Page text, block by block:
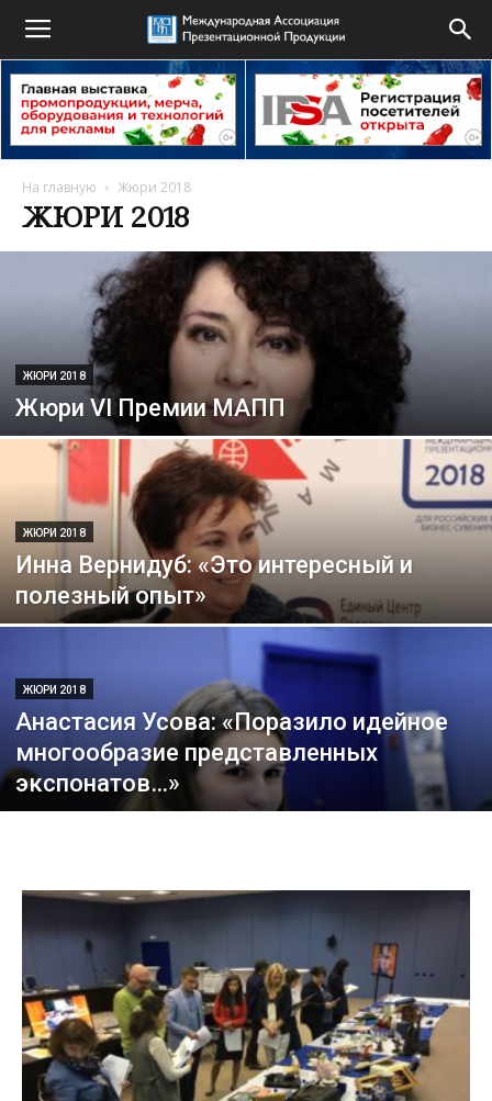
На главную Жюри 2018
ЖЮРИ 2018
ЖЮРИ 2018
Жюри VI Премии МАПП
ЖЮРИ 2018
Инна Вернидуб: «Это интересный и
полезный опыт»
ЖЮРИ 2018
Анастасия Усова: «Поразило идейное
многообразие представленных
экспонатов…»